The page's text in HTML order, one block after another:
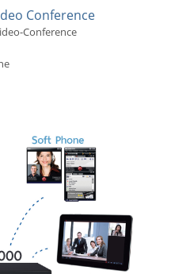
Conference
Conference